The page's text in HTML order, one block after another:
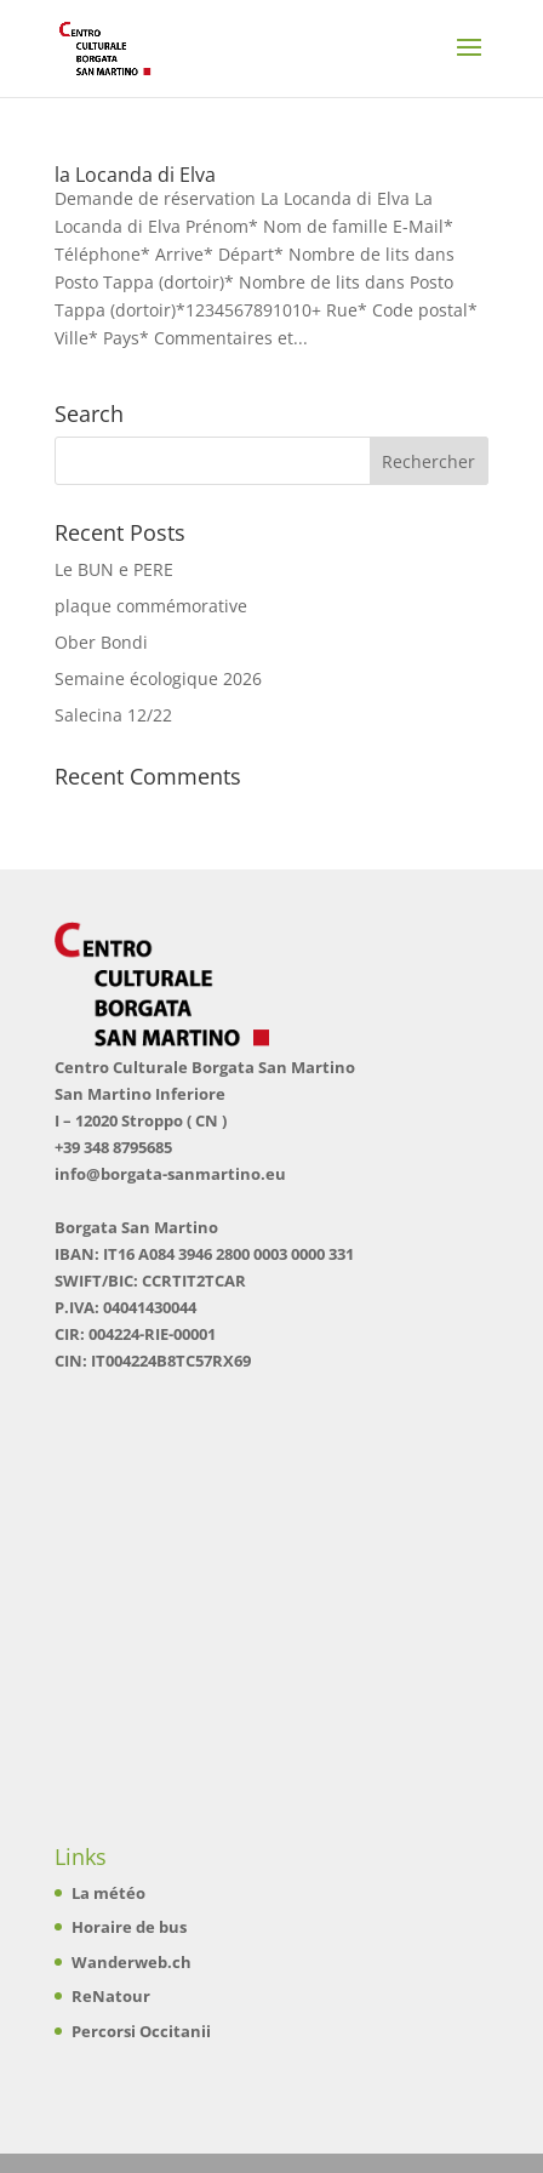
la Locanda di Elva
Demande de réservation La Locanda di Elva La
Locanda di Elva Prénom* Nom de famille E-Mail*
Téléphone* Arrive* Départ* Nombre de lits dans
Posto Tappa (dortoir)* Nombre de lits dans Posto
Tappa (dortoir)*1234567891010+ Rue* Code postal*
Ville* Pays* Commentaires et...
Search
Recent Posts
Le BUN e PERE
plaque commémorative
Ober Bondi
Semaine écologique 2026
Salecina 12/22
Recent Comments
Centro Culturale Borgata San Martino
San Martino Inferiore
I – 12020 Stroppo ( CN )
+39 348 8795685
info@borgata-sanmartino.eu
Borgata San Martino
IBAN: IT16 A084 3946 2800 0003 0000 331
SWIFT/BIC: CCRTIT2TCAR
P.IVA: 04041430044
CIR: 004224-RIE-00001
CIN: IT004224B8TC57RX69
Links
La météo
Horaire de bus
Wanderweb.ch
ReNatour
Percorsi Occitanii